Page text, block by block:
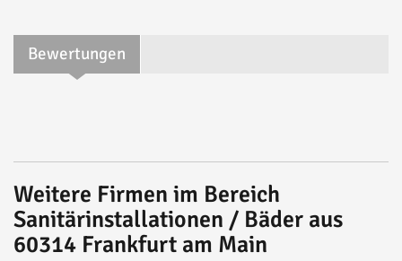
Bewertungen
Weitere Firmen im Bereich
Sanitärinstallationen / Bäder aus
60314 Frankfurt am Main